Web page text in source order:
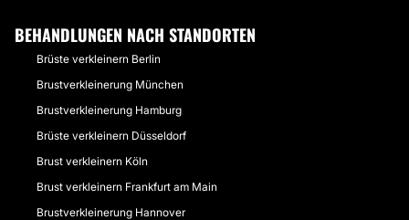
BEHANDLUNGEN NACH STANDORTEN
Brüste verkleinern Berlin
Brustverkleinerung München
Brustverkleinerung Hamburg
Brüste verkleinern Düsseldorf
Brust verkleinern Köln
Brust verkleinern Frankfurt am Main
Brustverkleinerung Hannover